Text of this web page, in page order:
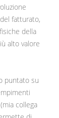
fatturato,
della
alto valore
puntato su
collega